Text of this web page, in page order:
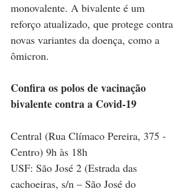
monovalente. A bivalente é um
reforço atualizado, que protege contra
novas variantes da doença, como a
ômicron.
Confira os polos de vacinação
bivalente contra a Covid-19
Central (Rua Clímaco Pereira, 375 -
Centro) 9h às 18h
USF: São José 2 (Estrada das
cachoeiras, s/n – São José do